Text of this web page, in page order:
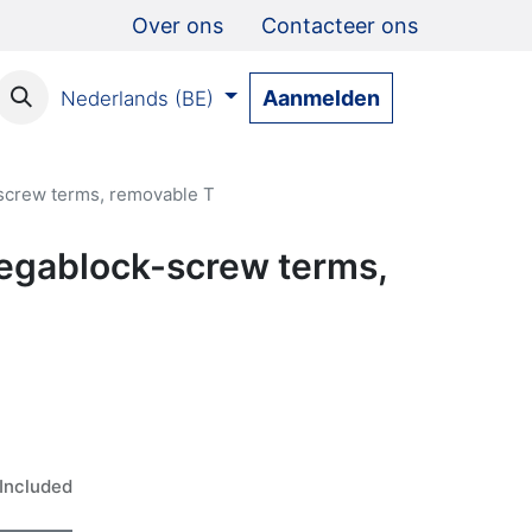
Over ons Contacteer ons
Nederlands (BE) Aanmelden
terms, removable T
screw terms,